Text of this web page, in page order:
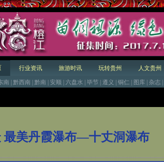
行业资讯 旅游时讯 玩转贵州 人文贵州
南 黔西南 黔南 安顺 六盘水 毕节 遵义 铜仁 图库 杂志
最美丹霞瀑布—十丈洞瀑布